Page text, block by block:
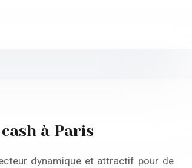
à Paris
dynamique et attractif pour de